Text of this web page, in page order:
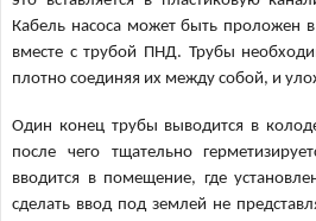
Кабель насоса может быть проложен
вместе с трубой ПНД. Трубы
плотно соединяя их между собой, и
Один конец трубы выводится в
после чего тщательно
вводится в помещение, где
сделать ввод под землей не